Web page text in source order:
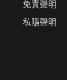
免責聲明
私隱聲明